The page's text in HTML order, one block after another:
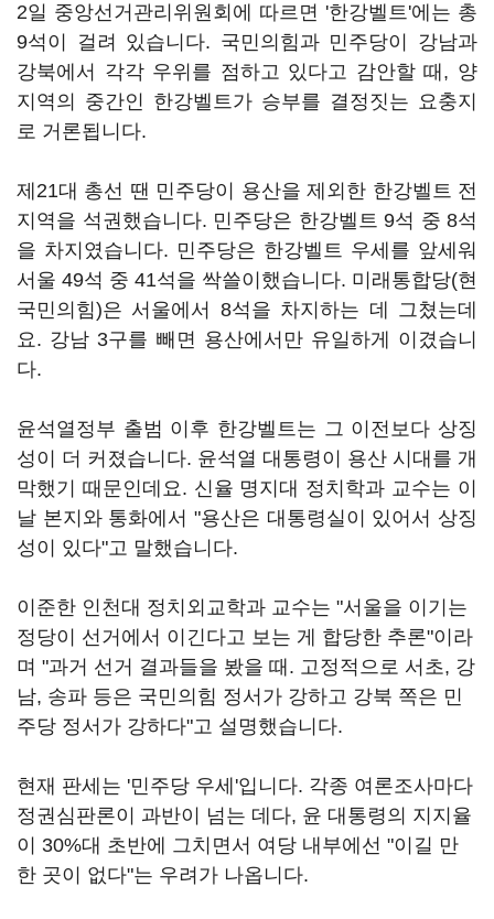
2일 중앙선거관리위원회에 따르면 '한강벨트'에는 총
9석이 걸려 있습니다. 국민의힘과 민주당이 강남과
강북에서 각각 우위를 점하고 있다고 감안할 때, 양
지역의 중간인 한강벨트가 승부를 결정짓는 요충지
로 거론됩니다.
제21대 총선 땐 민주당이 용산을 제외한 한강벨트 전
지역을 석권했습니다. 민주당은 한강벨트 9석 중 8석
을 차지였습니다. 민주당은 한강벨트 우세를 앞세워
서울 49석 중 41석을 싹쓸이했습니다. 미래통합당(현
국민의힘)은 서울에서 8석을 차지하는 데 그쳤는데
요. 강남 3구를 빼면 용산에서만 유일하게 이겼습니
다.
윤석열정부 출범 이후 한강벨트는 그 이전보다 상징
성이 더 커졌습니다. 윤석열 대통령이 용산 시대를 개
막했기 때문인데요. 신율 명지대 정치학과 교수는 이
날 본지와 통화에서 "용산은 대통령실이 있어서 상징
성이 있다"고 말했습니다.
이준한 인천대 정치외교학과 교수는 "서울을 이기는
정당이 선거에서 이긴다고 보는 게 합당한 추론"이라
며 "과거 선거 결과들을 봤을 때. 고정적으로 서초, 강
남, 송파 등은 국민의힘 정서가 강하고 강북 쪽은 민
주당 정서가 강하다"고 설명했습니다.
현재 판세는 '민주당 우세'입니다. 각종 여론조사마다
정권심판론이 과반이 넘는 데다, 윤 대통령의 지지율
이 30%대 초반에 그치면서 여당 내부에선 "이길 만
한 곳이 없다"는 우려가 나옵니다.